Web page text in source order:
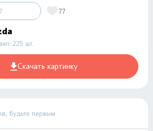
77
225 шт.
Скачать картинку
будьте первым